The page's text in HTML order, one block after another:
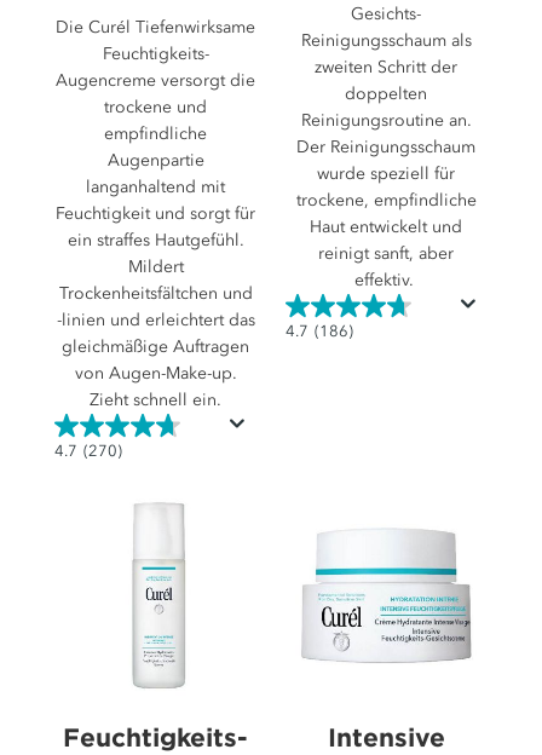
Die Curél Tiefenwirksame
Feuchtigkeits-
Augencreme versorgt die
trockene und
empfindliche
Augenpartie
langanhaltend mit
Feuchtigkeit und sorgt für
ein straffes Hautgefühl.
Mildert
Trockenheitsfältchen und
-linien und erleichtert das
gleichmäßige Auftragen
von Augen-Make-up.
Zieht schnell ein.
4.7 (270)
4.7
Bewertungen
Gesichts-
Reinigungsschaum als
zweiten Schritt der
doppelten
Reinigungsroutine an.
Der Reinigungsschaum
wurde speziell für
trockene, empfindliche
Haut entwickelt und
reinigt sanft, aber
effektiv.
4.7 (186)
4.7
Feuchtigkeits-
Intensive